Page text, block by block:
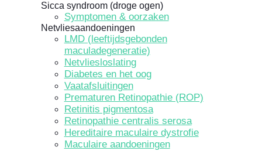
Sicca syndroom (droge ogen)
Symptomen & oorzaken
Netvliesaandoeningen
LMD (leeftijdsgebonden
maculadegeneratie)
Netvliesloslating
Diabetes en het oog
Vaatafsluitingen
Prematuren Retinopathie (ROP)
Retinitis pigmentosa
Retinopathie centralis serosa
Hereditaire maculaire dystrofie
Maculaire aandoeningen